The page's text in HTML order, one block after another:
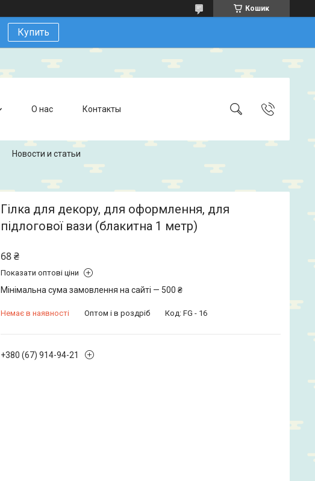
Кошик
Купить
О нас Контакты
Новости и статьи
Гілка для декору, для оформлення, для
підлогової вази (блакитна 1 метр)
68 ₴
Показати оптові ціни
Мінімальна сума замовлення на сайті — 500 ₴
Немає в наявності Оптом і в роздріб Код: FG - 16
+380 (67) 914-94-21